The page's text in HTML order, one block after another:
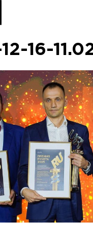
16-